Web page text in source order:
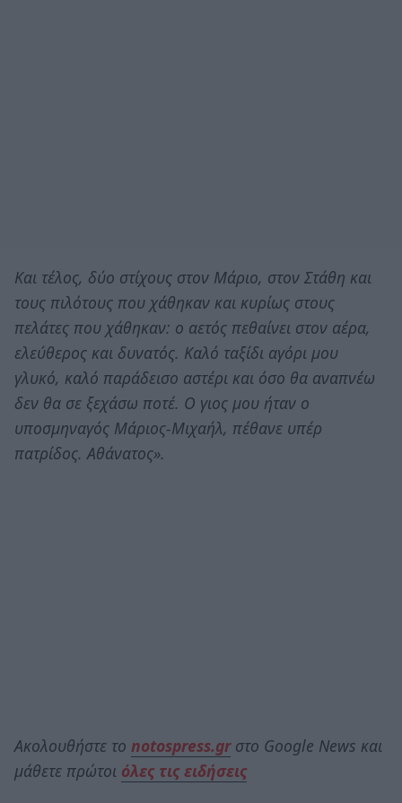
Και τέλος, δύο στίχους στον Μάριο, στον Στάθη και
τους πιλότους που χάθηκαν και κυρίως στους
πελάτες που χάθηκαν: ο αετός πεθαίνει στον αέρα,
ελεύθερος και δυνατός. Καλό ταξίδι αγόρι μου
γλυκό, καλό παράδεισο αστέρι και όσο θα αναπνέω
δεν θα σε ξεχάσω ποτέ. Ο γιος μου ήταν ο
υποσμηναγός Μάριος-Μιχαήλ, πέθανε υπέρ
πατρίδος. Αθάνατος».
Ακολουθήστε το notospress.grστο Google News και
μάθετε πρώτοι όλες τις ειδήσεις